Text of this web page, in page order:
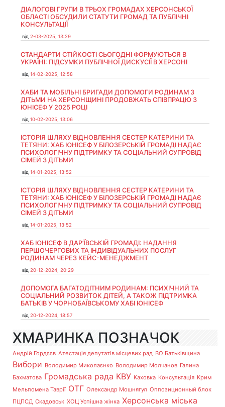
ДІАЛОГОВІ ГРУПИ В ТРЬОХ ГРОМАДАХ ХЕРСОНСЬКОЇ
ОБЛАСТІ ОБСУДИЛИ СТАТУТИ ГРОМАД ТА ПУБЛІЧНІ
КОНСУЛЬТАЦІЇ
від 2-03-2025, 13:29
СТАНДАРТИ СТІЙКОСТІ СЬОГОДНІ ФОРМУЮТЬСЯ В
УКРАЇНІ: ПІДСУМКИ ПУБЛІЧНОЇ ДИСКУСІЇ В ХЕРСОНІ
від 14-02-2025, 12:58
ХАБИ ТА МОБІЛЬНІ БРИГАДИ ДОПОМОГИ РОДИНАМ З
ДІТЬМИ НА ХЕРСОНЩИНІ ПРОДОВЖАТЬ СПІВПРАЦЮ З
ЮНІСЕФ У 2025 РОЦІ
від 10-02-2025, 13:06
ІСТОРІЯ ШЛЯХУ ВІДНОВЛЕННЯ СЕСТЕР КАТЕРИНИ ТА
ТЕТЯНИ: ХАБ ЮНІСЕФ У БІЛОЗЕРСЬКІЙ ГРОМАДІ НАДАЄ
ПСИХОЛОГІЧНУ ПІДТРИМКУ ТА СОЦІАЛЬНИЙ СУПРОВІД
СІМЕЙ З ДІТЬМИ
від 14-01-2025, 13:52
ІСТОРІЯ ШЛЯХУ ВІДНОВЛЕННЯ СЕСТЕР КАТЕРИНИ ТА
ТЕТЯНИ: ХАБ ЮНІСЕФ У БІЛОЗЕРСЬКІЙ ГРОМАДІ НАДАЄ
ПСИХОЛОГІЧНУ ПІДТРИМКУ ТА СОЦІАЛЬНИЙ СУПРОВІД
СІМЕЙ З ДІТЬМИ
від 14-01-2025, 13:52
ХАБ ЮНІСЕФ В ДАР’ЇВСЬКІЙ ГРОМАДІ: НАДАННЯ
ПЕРШОЧЕРГОВИХ ТА ІНДИВІДУАЛЬНИХ ПОСЛУГ
РОДИНАМ ЧЕРЕЗ КЕЙС-МЕНЕДЖМЕНТ
від 20-12-2024, 20:29
ДОПОМОГА БАГАТОДІТНИМ РОДИНАМ: ПСИХІЧНИЙ ТА
СОЦІАЛЬНИЙ РОЗВИТОК ДІТЕЙ, А ТАКОЖ ПІДТРИМКА
БАТЬКІВ У ЧОРНОБАЇВСЬКОМУ ХАБІ ЮНІСЕФ
від 20-12-2024, 18:57
ХМАРИНКА ПОЗНАЧОК
Андрій Гордєєв Атестація депутатів місцевих рад ВО Батьківщина
Вибори Володимир Миколаєнко Володимир Молчанов Галина
Бахматова Громадська рада КВУ Каховка Консультація Крим
Мельпомена Таврії ОТГ Олександр Мошнягул Оппозиционный блок
ПЦПСД Скадовськ ХОЦ Успішна жінка Херсонська міська